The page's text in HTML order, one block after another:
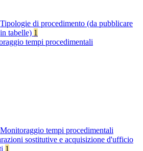
Tipologie di procedimento (da pubblicare
in tabelle) 1
tempi procedimentali
Monitoraggio tempi procedimentali
sostitutive e acquisizione d'ufficio
1